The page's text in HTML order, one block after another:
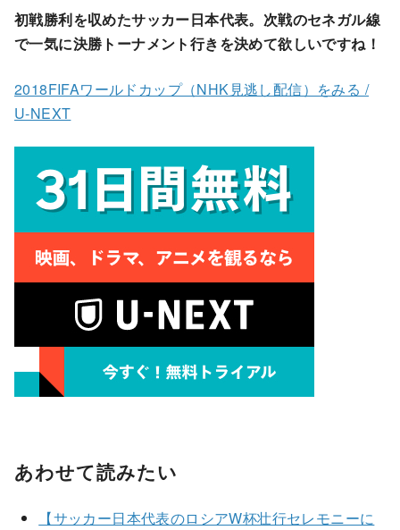
初戦勝利を収めたサッカー日本代表。次戦のセネガル線
で一気に決勝トーナメント行きを決めて欲しいですね！
2018FIFAワールドカップ（NHK見逃し配信）をみる /
U-NEXT
あわせて読みたい
【サッカー日本代表のロシアW杯壮行セレモニーに